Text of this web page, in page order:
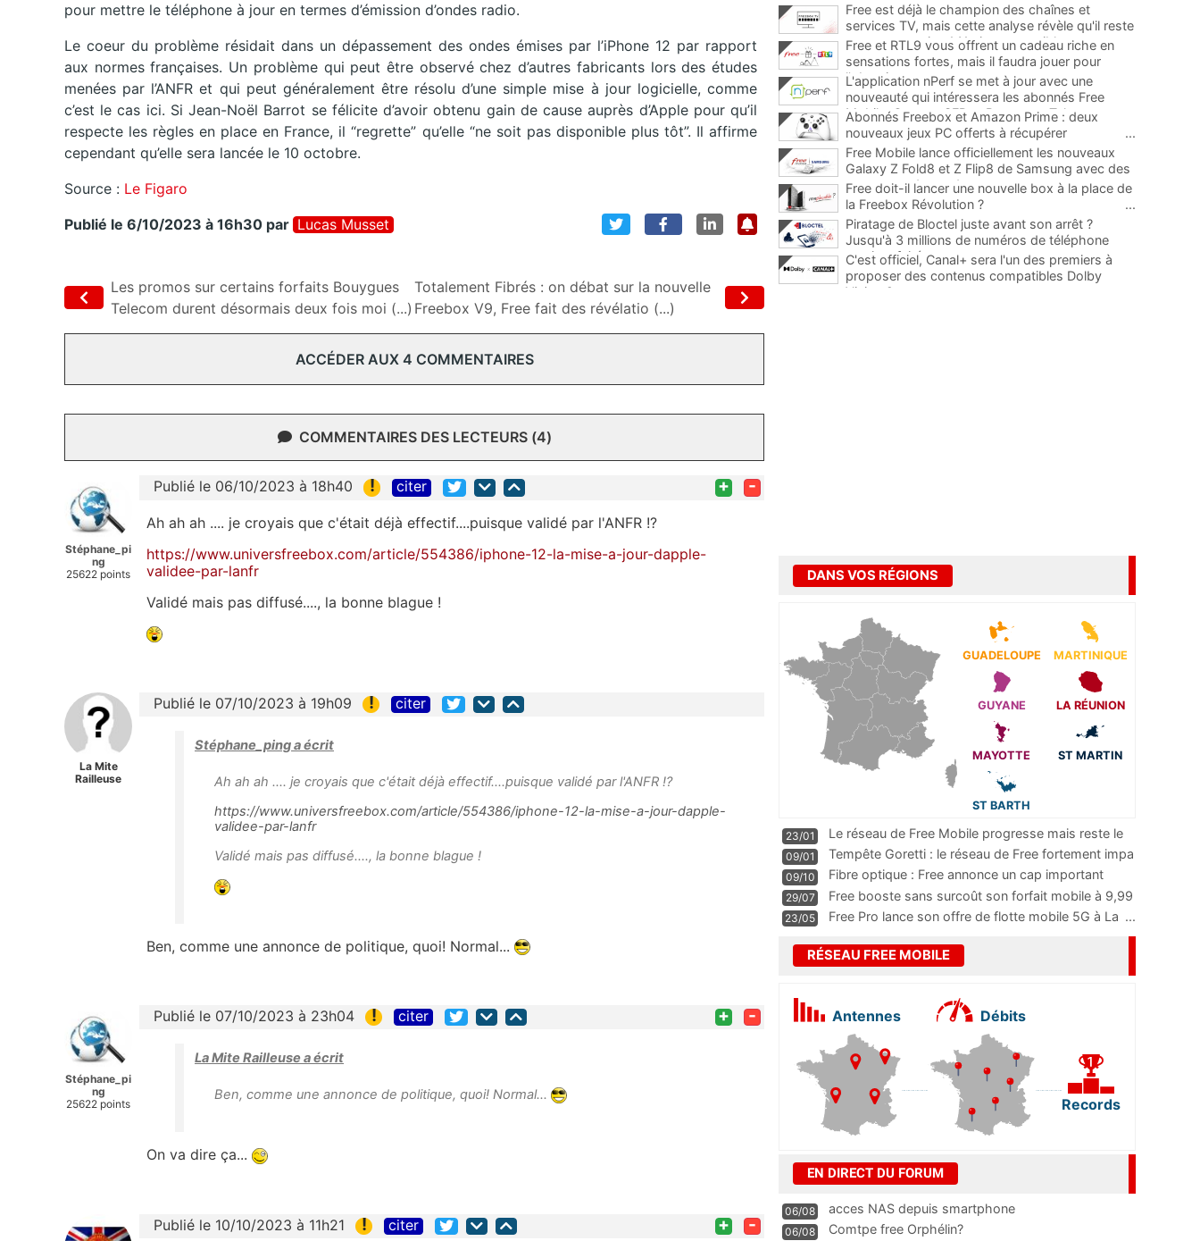
pour mettre le téléphone à jour en termes d’émission d’ondes radio.
Le coeur du problème résidait dans un dépassement des ondes émises par l’iPhone 12 par rapport
aux normes françaises. Un problème qui peut être observé chez d’autres fabricants lors des études
menées par l’ANFR et qui peut généralement être résolu d’une simple mise à jour logicielle, comme
c’est le cas ici. Si Jean-Noël Barrot se félicite d’avoir obtenu gain de cause auprès d’Apple pour qu’il
respecte les règles en place en France, il “regrette” qu’elle “ne soit pas disponible plus tôt”. Il affirme
cependant qu’elle sera lancée le 10 octobre.
Source : Le Figaro
Publié le 6/10/2023 à 16h30 par Lucas Musset
Les promos sur certains forfaits Bouygues
Telecom durent désormais deux fois moi (...)
Totalement Fibrés : on débat sur la nouvelle
Freebox V9, Free fait des révélatio (...)
ACCÉDER AUX 4 COMMENTAIRES
COMMENTAIRES DES LECTEURS (4)
Stéphane_pi
ng
25622 points
Publié le 06/10/2023 à 18h40 ! citer + -
Ah ah ah .... je croyais que c'était déjà effectif....puisque validé par l'ANFR !?
https://www.universfreebox.com/article/554386/iphone-12-la-mise-a-jour-dapple-
validee-par-lanfr
Validé mais pas diffusé...., la bonne blague !
La Mite
Railleuse
Publié le 07/10/2023 à 19h09 ! citer
Stéphane_ping a écrit
Ah ah ah .... je croyais que c'était déjà effectif....puisque validé par l'ANFR !?
https://www.universfreebox.com/article/554386/iphone-12-la-mise-a-jour-dapple-
validee-par-lanfr
Validé mais pas diffusé...., la bonne blague !
Ben, comme une annonce de politique, quoi! Normal...
Stéphane_pi
ng
25622 points
Publié le 07/10/2023 à 23h04 ! citer + -
La Mite Railleuse a écrit
Ben, comme une annonce de politique, quoi! Normal...
On va dire ça...
Publié le 10/10/2023 à 11h21 ! citer + -
Free est déjà le champion des chaînes et
services TV, mais cette analyse révèle qu'il reste
encore au moins 141 ajouts possibles
Free et RTL9 vous offrent un cadeau riche en
sensations fortes, mais il faudra jouer pour
l'obtenir
L'application nPerf se met à jour avec une
nouveauté qui intéressera les abonnés Free
Mobile, Orange, SFR et Bouygues Telecom
Abonnés Freebox et Amazon Prime : deux
nouveaux jeux PC offerts à récupérer
...
Free Mobile lance officiellement les nouveaux
Galaxy Z Fold8 et Z Flip8 de Samsung avec des
promos et des cadeaux
...
Free doit-il lancer une nouvelle box à la place de
la Freebox Révolution ?
...
Piratage de Bloctel juste avant son arrêt ?
Jusqu'à 3 millions de numéros de téléphone
auraient fuité
C'est officiel, Canal+ sera l'un des premiers à
proposer des contenus compatibles Dolby
Vision 2
DANS VOS RÉGIONS
GUADELOUPE MARTINIQUE
GUYANE LA RÉUNION
MAYOTTE ST MARTIN
ST BARTH
23/01
Le réseau de Free Mobile progresse mais reste le
m
...
09/01
Tempête Goretti : le réseau de Free fortement impa
09/10
Fibre optique : Free annonce un cap important
pass
...
29/07
Free booste sans surcoût son forfait mobile à 9,99
23/05 Free Pro lance son offre de flotte mobile 5G à La ...
RÉSEAU FREE MOBILE
Antennes Débits
Records
EN DIRECT DU FORUM
06/08 acces NAS depuis smartphone
06/08 Comtpe free Orphélin?